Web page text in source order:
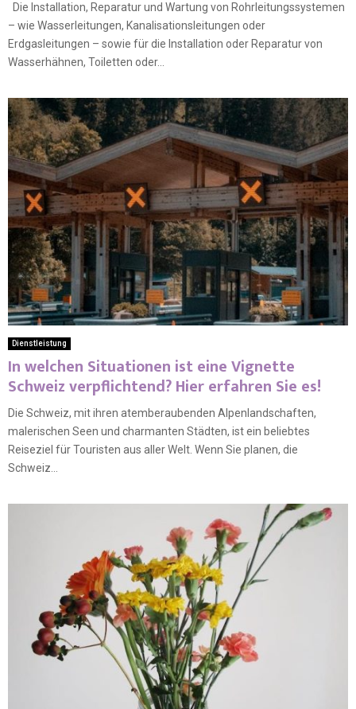
Die Installation, Reparatur und Wartung von Rohrleitungssystemen
– wie Wasserleitungen, Kanalisationsleitungen oder
Erdgasleitungen – sowie für die Installation oder Reparatur von
Wasserhähnen, Toiletten oder...
Dienstleistung
In welchen Situationen ist eine Vignette
Schweiz verpflichtend? Hier erfahren Sie es!
Die Schweiz, mit ihren atemberaubenden Alpenlandschaften,
malerischen Seen und charmanten Städten, ist ein beliebtes
Reiseziel für Touristen aus aller Welt. Wenn Sie planen, die
Schweiz...